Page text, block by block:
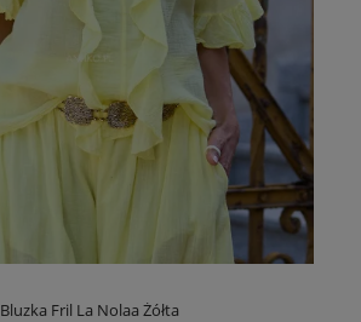
Bluzka Fril La Nolaa Żółta